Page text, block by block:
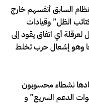
السابق أنفسهم خارج
الظل” وقيادات
أي اتفاق يقود إلى
وهو إشعال حرب تخلط
نشطاء محسوبون
الدعم السريع” و